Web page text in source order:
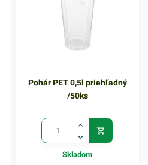
Pohár PET 0,5l priehľadný
/50ks
Skladom